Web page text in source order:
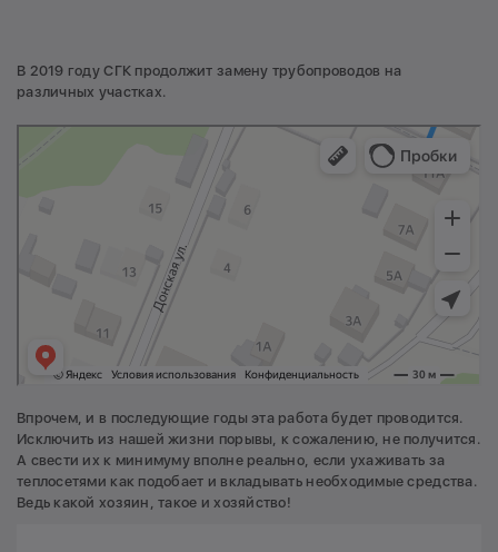
В 2019 году СГК продолжит замену трубопроводов на
различных участках.
Впрочем, и в последующие годы эта работа будет проводится.
Исключить из нашей жизни порывы, к сожалению, не получится.
А свести их к минимуму вполне реально, если ухаживать за
теплосетями как подобает и вкладывать необходимые средства.
Ведь какой хозяин, такое и хозяйство!